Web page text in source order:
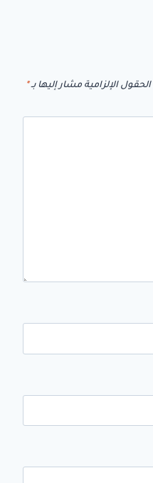
الحقول الإلزامية مشار إليها بـ*